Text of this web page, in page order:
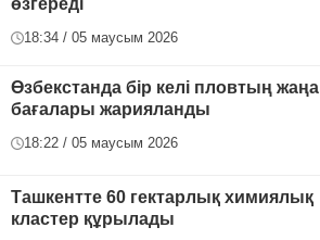
өзгереді
18:34 / 05 маусым 2026
Өзбекстанда бір келі пловтың жаңа
бағалары жарияланды
18:22 / 05 маусым 2026
Ташкентте 60 гектарлық химиялық
кластер құрылады